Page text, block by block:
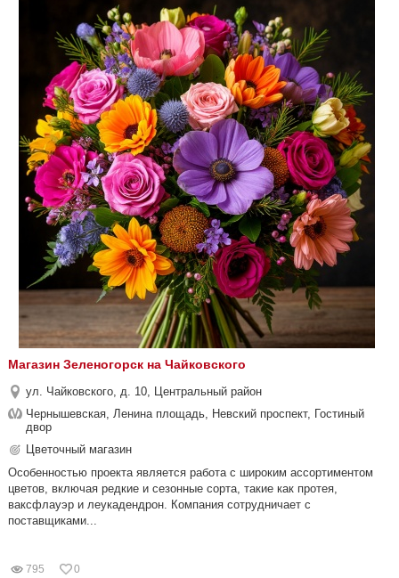
Магазин Зеленогорск на Чайковского
ул. Чайковского, д. 10, Центральный район
Чернышевская, Ленина площадь, Невский проспект, Гостиный
двор
Цветочный магазин
Особенностью проекта является работа с широким ассортиментом
цветов, включая редкие и сезонные сорта, такие как протея,
ваксфлауэр и леукадендрон. Компания сотрудничает с
поставщиками...
795 0